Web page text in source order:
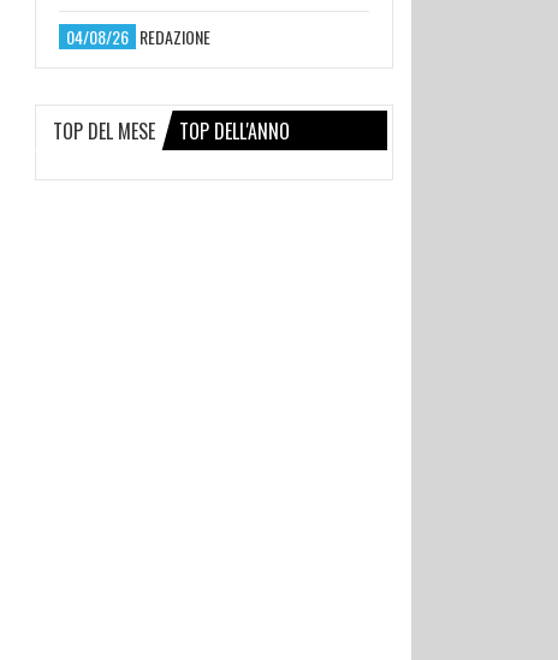
04/08/26 REDAZIONE
TOP DEL MESE TOP DELL'ANNO